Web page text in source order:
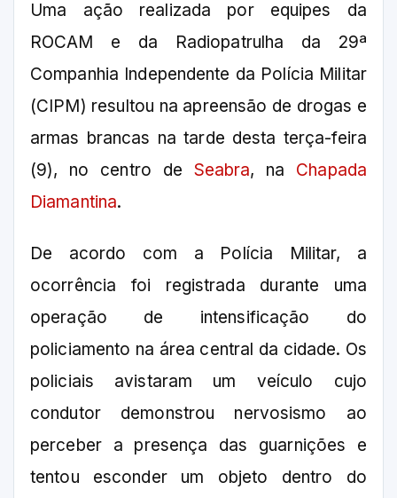
Uma ação realizada por equipes da
ROCAM e da Radiopatrulha da 29ª
Companhia Independente da Polícia Militar
(CIPM) resultou na apreensão de drogas e
armas brancas na tarde desta terça-feira
(9), no centro de Seabra, na Chapada
Diamantina.
De acordo com a Polícia Militar, a
ocorrência foi registrada durante uma
operação de intensificação do
policiamento na área central da cidade. Os
policiais avistaram um veículo cujo
condutor demonstrou nervosismo ao
perceber a presença das guarnições e
tentou esconder um objeto dentro do